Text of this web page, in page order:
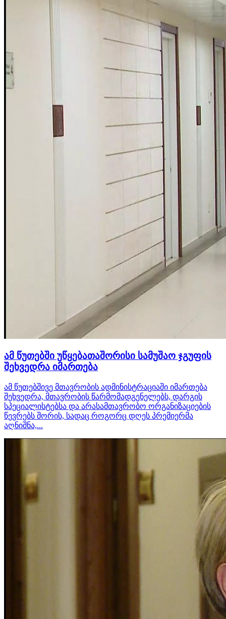
ამ წუთებში უწყებათაშორისი სამუშაო ჯგუფის
შეხვედრა იმართება
ამ წუთებშივე მთავრობის ადმინისტრაციაში იმართება
შეხვედრა, მთავრობის წარმომადგენელებს, დარგის
სპეციალისტებსა და არასამთავრობო ორგანიზაციების
წევრებს შორის, სადაც როგორც დღეს პრემიერმა
აღნიშნა,...